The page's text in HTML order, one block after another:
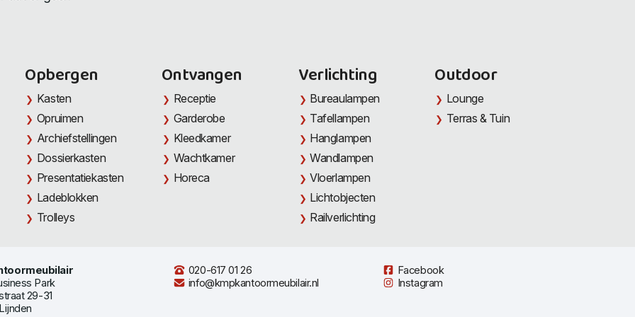
Opbergen
Kasten
Opruimen
Archiefstellingen
Dossierkasten
Presentatiekasten
Ladeblokken
Trolleys
Ontvangen
Receptie
Garderobe
Kleedkamer
Wachtkamer
Horeca
Verlichting
Bureaulampen
Tafellampen
Hanglampen
Wandlampen
Vloerlampen
Lichtobjecten
Railverlichting
Outdoor
Lounge
Terras & Tuin
Park
29-31
020-617 01 26
info@kmpkantoormeubilair.nl
Facebook
Instagram